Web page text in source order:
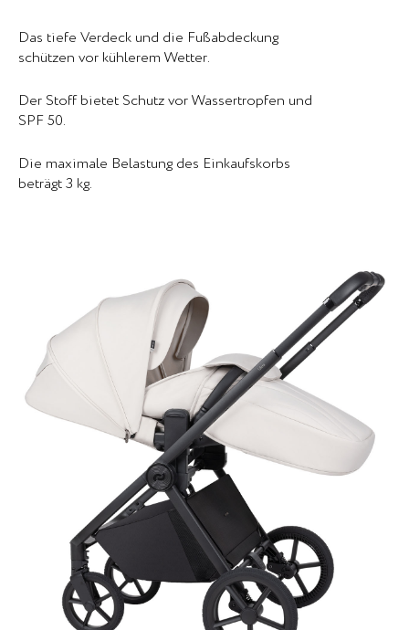
Das tiefe Verdeck und die Fußabdeckung
schützen vor kühlerem Wetter.
Der Stoff bietet Schutz vor Wassertropfen und
SPF 50.
Die maximale Belastung des Einkaufskorbs
beträgt 3 kg.